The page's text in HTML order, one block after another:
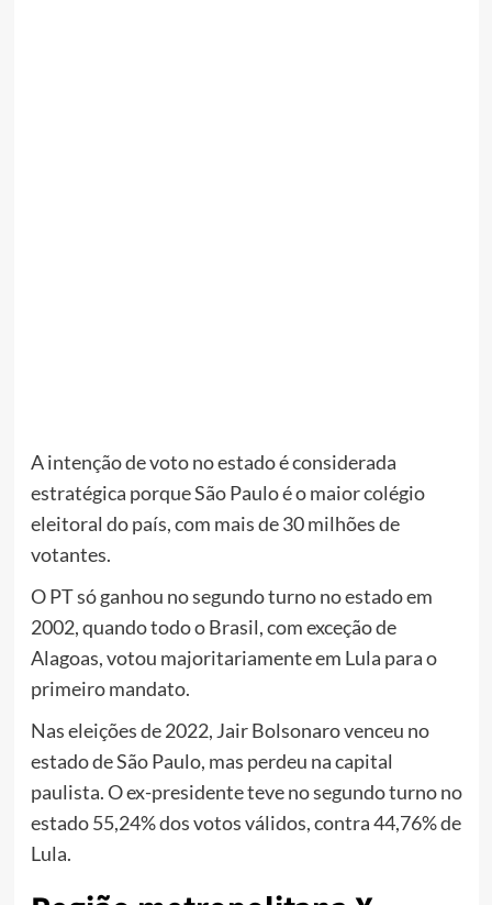
A intenção de voto no estado é considerada
estratégica porque São Paulo é o maior colégio
eleitoral do país, com mais de 30 milhões de
votantes.
O PT só ganhou no segundo turno no estado em
2002, quando todo o Brasil, com exceção de
Alagoas, votou majoritariamente em Lula para o
primeiro mandato.
Nas eleições de 2022, Jair Bolsonaro venceu no
estado de São Paulo, mas perdeu na capital
paulista. O ex-presidente teve no segundo turno no
estado 55,24% dos votos válidos, contra 44,76% de
Lula.